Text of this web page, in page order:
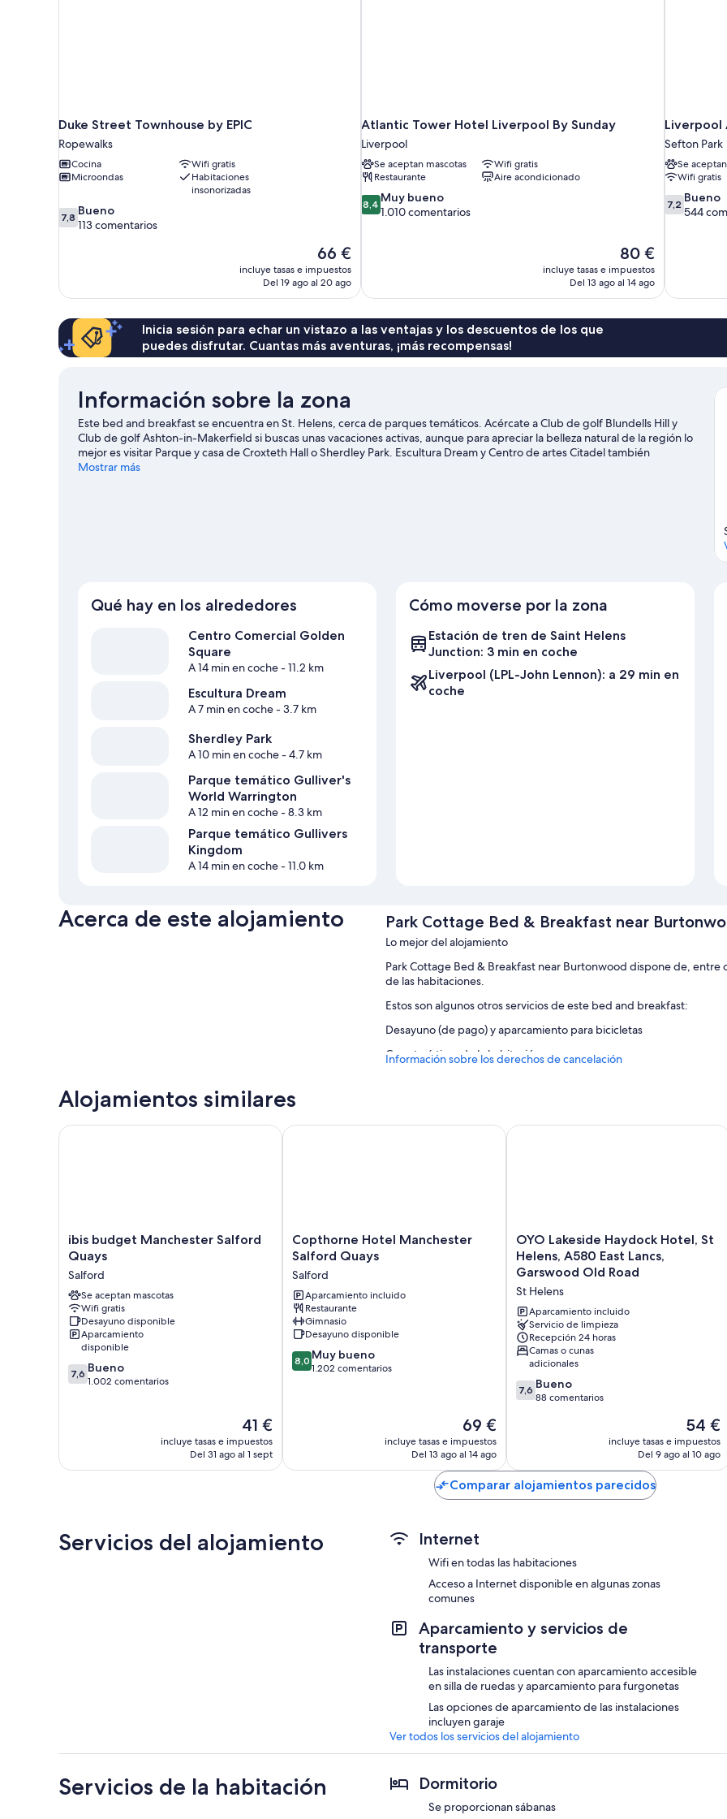
Duke Street Townhouse by EPIC
Ropewalks
Cocina
Wifi gratis
Microondas
Habitaciones
insonorizadas
7.8
sobre
7,8 Bueno
113 comentarios
El
precio
actual
66 €
66 €
incluye tasas e impuestos
Del 19 ago al 20 ago
Atlantic Tower Hotel Liverpool By Sunday
Liverpool
Se aceptan mascotas
Wifi gratis
Restaurante
Aire acondicionado
8.4
sobre
8,4 Muy bueno
1.010 comentarios
El
precio
actual
80 €
80 €
incluye tasas e impuestos
Del 13 ago al 14 ago
Liverpool
Sefton Park
Se
Wifi gratis
7.2
sobre
7,2 Bueno
544
Inicia sesión para echar un vistazo a las ventajas y los descuentos de los que
puedes disfrutar. Cuantas más aventuras, ¡más recompensas!
Información sobre la zona
Este bed and breakfast se encuentra en St. Helens, cerca de parques temáticos. Acércate a Club de golf Blundells Hill y
Club de golf Ashton-in-Makerfield si buscas unas vacaciones activas, aunque para apreciar la belleza natural de la región lo
mejor es visitar Parque y casa de Croxteth Hall o Sherdley Park. Escultura Dream y Centro de artes Citadel también
merecen la pena. Dedica algo de tiempo a descubrir cuáles son las actividades de la zona, entre las que se incluyen los
Mostrar más
Qué hay en los alrededores
Centro Comercial Golden
Square
A 14 min en coche- 11.2 km
Escultura Dream
A 7 min en coche- 3.7 km
Sherdley Park
A 10 min en coche- 4.7 km
Parque temático Gulliver's
World Warrington
A 12 min en coche- 8.3 km
Parque temático Gullivers
Kingdom
A 14 min en coche- 11.0 km
Cómo moverse por la zona
Estación de tren de Saint Helens
Junction: 3 min en coche
Liverpool (LPL-John Lennon): a 29 min en
coche
Acerca de este alojamiento Park Cottage Bed & Breakfast near
Lo mejor del alojamiento
Park Cottage Bed & Breakfast near Burtonwood dispone de,
de las habitaciones.
Estos son algunos otros servicios de este bed and breakfast:
Desayuno (de pago) y aparcamiento para bicicletas
Características de la habitación
Información sobre los derechos de cancelación
Alojamientos similares
ibis
budget
Manchester
Salford
Quays
Salford
ibis budget Manchester Salford
Quays
Salford
Se aceptan mascotas
Wifi gratis
Desayuno disponible
Aparcamiento
disponible
7.6
sobre
7,6 Bueno
1.002 comentarios
El
precio
actual
41 €
incluye tasas e impuestos
Del 31 ago al 1 sept
ibis budget Manchester Salford Quays
Copthorne
Hotel
Salford
Quays
Salford
Copthorne Hotel Manchester
Salford Quays
Salford
Aparcamiento incluido
Restaurante
Gimnasio
Desayuno disponible
8.0
sobre
8,0 Muy bueno
1.202 comentarios
El
precio
actual
de
69 €
69 €
incluye tasas e impuestos
Del 13 ago al 14 ago
Copthorne Hotel Manchester Salford Quays
OYO
Lakeside
Haydock
Hotel,
St
Helens,
A580
East
Lancs,
Garswood
Old
Road
OYO Lakeside Haydock Hotel, St
Helens, A580 East Lancs,
Garswood Old Road
St Helens
Aparcamiento incluido
Servicio de limpieza
Recepción 24 horas
Camas o cunas
adicionales
7.6
sobre
7,6 Bueno
88 comentarios
El
precio
actual
54 €
incluye tasas e impuestos
Del 9 ago al 10 ago
OYO Lakeside Haydock Hotel, St
Comparar alojamientos parecidos
Servicios del alojamiento Internet
Wifi en todas las habitaciones
Acceso a Internet disponible en algunas zonas
comunes
Aparcamiento y servicios de
transporte
Las instalaciones cuentan con aparcamiento accesible
en silla de ruedas y aparcamiento para furgonetas
Las opciones de aparcamiento de las instalaciones
incluyen garaje
Ver todos los servicios del alojamiento
Servicios de la habitación Dormitorio
Se proporcionan sábanas